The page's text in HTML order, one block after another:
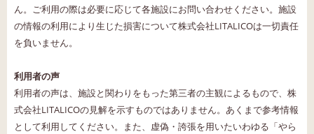
ん。ご利用の際は必要に応じて各施設にお問い合わせください。施設
の情報の利用により生じた損害について株式会社LITALICOは一切責任
を負いません。
利用者の声
利用者の声は、施設と関わりをもった第三者の主観によるもので、株
式会社LITALICOの見解を示すものではありません。あくまで参考情報
として利用してください。また、虚偽・誇張を用いたいわゆる「やら